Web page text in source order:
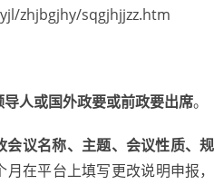
zhjbgjhy/sqgjhjjzz.htm
人或国外政要或前政要出席。
会议名称、主题、会议性质、
月在平台上填写更改说明申报